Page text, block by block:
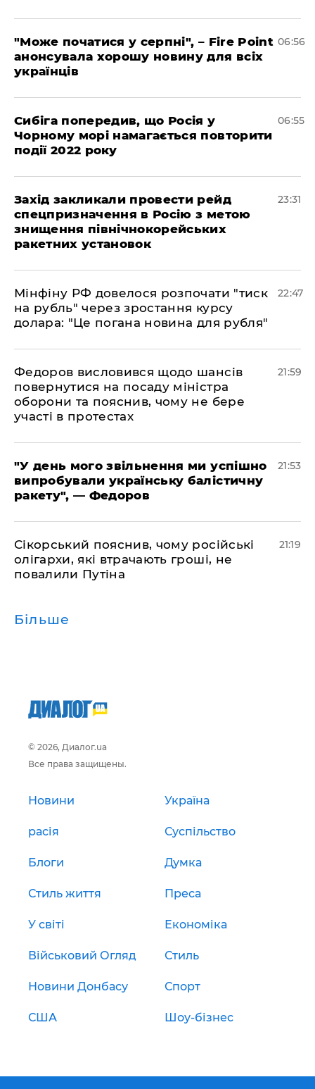
"Може початися у серпні", – Fire Point
анонсувала хорошу новину для всіх
українців
06:56
Сибіга попередив, що Росія у
Чорному морі намагається повторити
події 2022 року
06:55
​Захід закликали провести рейд
спецпризначення в Росію з метою
знищення північнокорейських
ракетних установок
23:31
​Мінфіну РФ довелося розпочати "тиск
на рубль" через зростання курсу
долара: "Це погана новина для рубля"
22:47
​Федоров висловився щодо шансів
повернутися на посаду міністра
оборони та пояснив, чому не бере
участі в протестах
21:59
​"У день мого звільнення ми успішно
випробували українську балістичну
ракету", — Федоров
21:53
​Сікорський пояснив, чому російські
олігархи, які втрачають гроші, не
повалили Путіна
21:19
Більше
© 2026, Диалог.ua
Все права защищены.
Новини Україна
расія Суспільство
Блоги Думка
Стиль життя Преса
У світі Економіка
Військовий Огляд Стиль
Новини Донбасу Спорт
США Шоу-бізнес